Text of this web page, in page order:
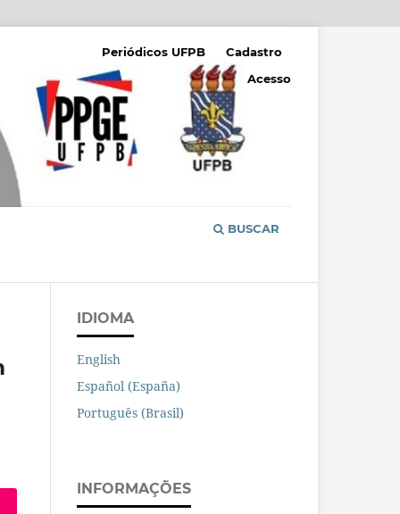
BUSCAR
Periódicos UFPB
Cadastro
Acesso
IDIOMA
English
Español (España)
Português (Brasil)
INFORMAÇÕES